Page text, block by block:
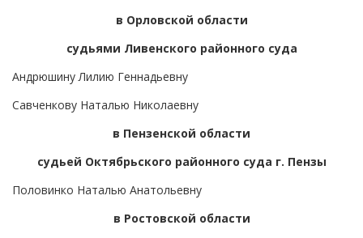
в Орловской области
судьями Ливенского районного суда
Андрюшину Лилию Геннадьевну
Савченкову Наталью Николаевну
в Пензенской области
судьей Октябрьского районного суда г. Пензы
Половинко Наталью Анатольевну
в Ростовской области